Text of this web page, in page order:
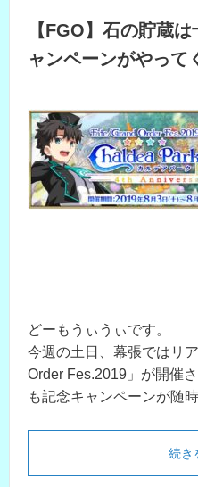
【FGO】石の貯蔵
ャンペーンがやって
どーもうぃうぃです。
今週の土日、幕張ではリ
Order Fes.2019」が開催
も記念キャンペーンが随
続き